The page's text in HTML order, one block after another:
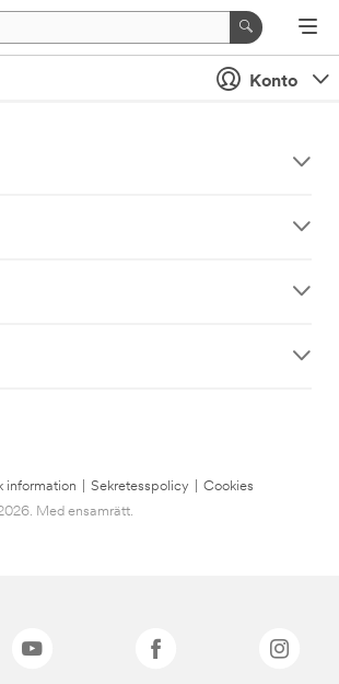
Konto
information Sekretesspolicy
Cookies
Med ensamrätt.